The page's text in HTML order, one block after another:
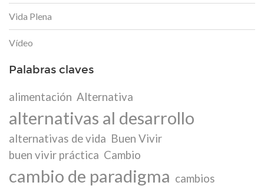
Vida Plena
Vídeo
Palabras claves
alimentación Alternativa
alternativas al desarrollo
alternativas de vida Buen Vivir
buen vivir práctica Cambio
cambio de paradigma cambios